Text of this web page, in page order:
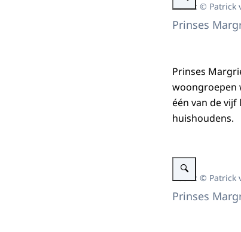
Beeld: © Patrick
Prinses
Prinses
woongroepen
één van de
huishoudens.
Vergroot afbeelding
Beeld: © Patrick
Prinses